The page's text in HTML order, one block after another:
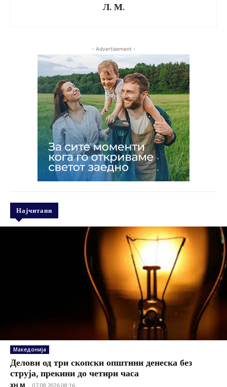
Л. М.
- Advertisement -
Најчитани
Македонија
Делови од три скопски општини денеска без
струја, прекини до четири часа
XH M - 07.08.2026 08:16